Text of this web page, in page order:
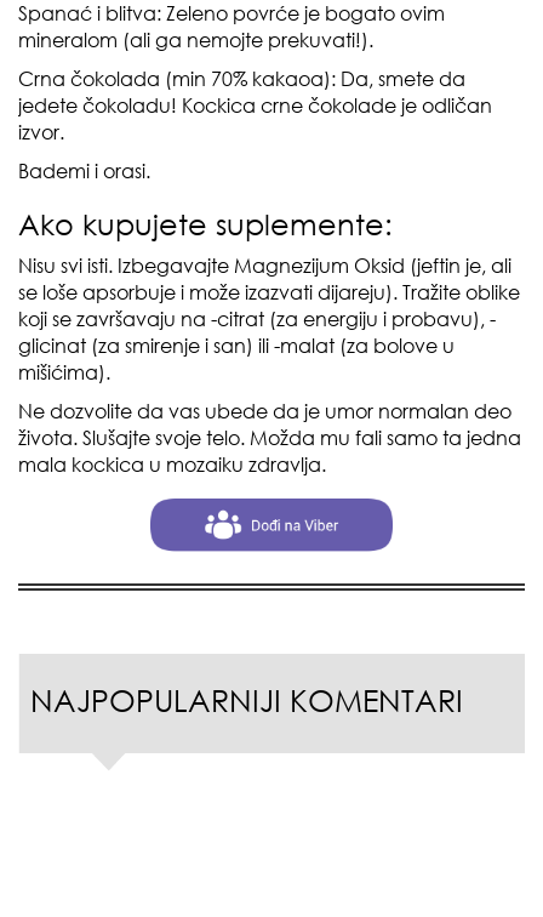
Spanać i blitva: Zeleno povrće je bogato ovim
mineralom (ali ga nemojte prekuvati!).
Crna čokolada (min 70% kakaoa): Da, smete da
jedete čokoladu! Kockica crne čokolade je odličan
izvor.
Bademi i orasi.
Ako kupujete suplemente:
Nisu svi isti. Izbegavajte Magnezijum Oksid (jeftin je, ali
se loše apsorbuje i može izazvati dijareju). Tražite oblike
koji se završavaju na -citrat (za energiju i probavu), -
glicinat (za smirenje i san) ili -malat (za bolove u
mišićima).
Ne dozvolite da vas ubede da je umor normalan deo
života. Slušajte svoje telo. Možda mu fali samo ta jedna
mala kockica u mozaiku zdravlja.
NAJPOPULARNIJI KOMENTARI